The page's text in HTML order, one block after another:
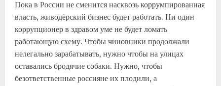
Пока в России не сменится насквозь коррумпированная
власть, живодёрский бизнес будет работать. Ни один
коррупционер в здравом уме не будет ломать
работающую схему. Чтобы чиновники продолжали
нелегально зарабатывать, нужно чтобы на улицах
оставались бродячие собаки. Нужно, чтобы
безответственные россияне их плодили, а